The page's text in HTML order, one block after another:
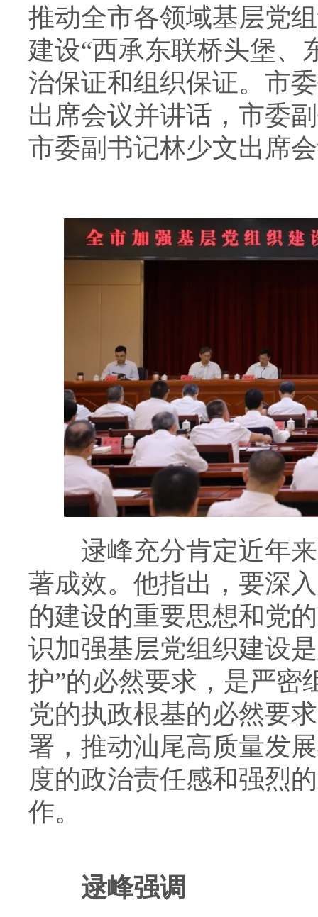
推动全市各领域基层党
建设“西承东联桥头堡、
治保证和组织保证。市
出席会议并讲话，市委
市委副书记林少文出席
逯峰充分肯定近年来
著成效。他指出，要深
的建设的重要思想和党
识加强基层党组织建设
护”的必然要求，是严密
党的执政根基的必然要
署，推动汕尾高质量发
度的政治责任感和强烈
作。
逯峰强调